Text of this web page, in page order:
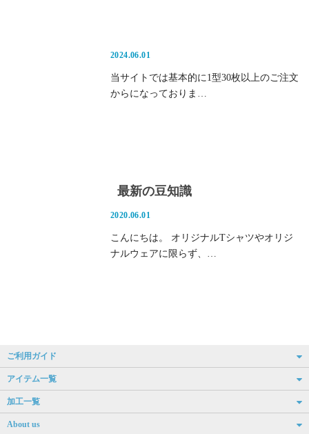
2024.06.01
当サイトでは基本的に1型30枚以上のご注文
からになっておりま…
最新の豆知識
2020.06.01
こんにちは。 オリジナルTシャツやオリジ
ナルウェアに限らず、…
ご利用ガイド
アイテム一覧
加工一覧
About us